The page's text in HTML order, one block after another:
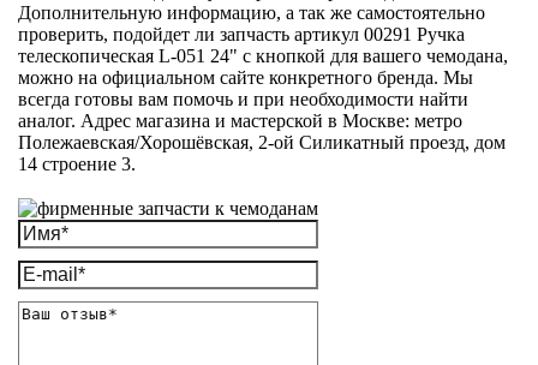
Дополнительную информацию, а так же самостоятельно
проверить, подойдет ли запчасть артикул 00291 Ручка
телескопическая L-051 24" с кнопкой для вашего чемодана,
можно на официальном сайте конкретного бренда. Мы
всегда готовы вам помочь и при необходимости найти
аналог. Адрес магазина и мастерской в Москве: метро
Полежаевская/Хорошёвская, 2-ой Силикатный проезд, дом
14 строение 3.